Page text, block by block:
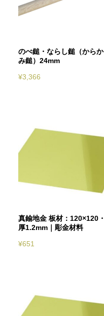
のべ鎚・ならし鎚（からか
み鎚）24mm
¥3,366
真鍮地金 板材：120×120・
厚1.2mm｜彫金材料
¥651